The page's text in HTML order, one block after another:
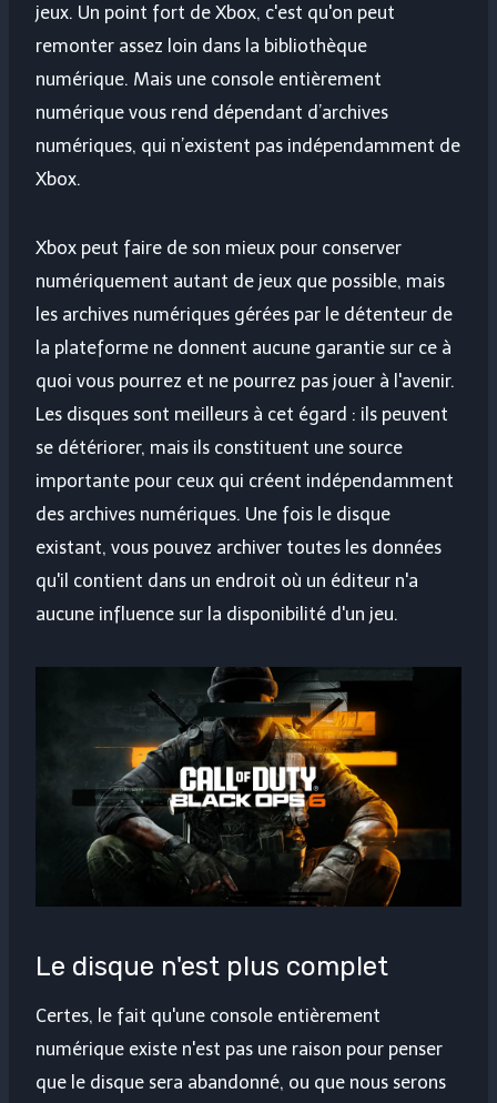
jeux. Un point fort de Xbox, c'est qu'on peut
remonter assez loin dans la bibliothèque
numérique. Mais une console entièrement
numérique vous rend dépendant d’archives
numériques, qui n’existent pas indépendamment de
Xbox.
Xbox peut faire de son mieux pour conserver
numériquement autant de jeux que possible, mais
les archives numériques gérées par le détenteur de
la plateforme ne donnent aucune garantie sur ce à
quoi vous pourrez et ne pourrez pas jouer à l'avenir.
Les disques sont meilleurs à cet égard : ils peuvent
se détériorer, mais ils constituent une source
importante pour ceux qui créent indépendamment
des archives numériques. Une fois le disque
existant, vous pouvez archiver toutes les données
qu'il contient dans un endroit où un éditeur n'a
aucune influence sur la disponibilité d'un jeu.
Le disque n'est plus complet
Certes, le fait qu'une console entièrement
numérique existe n'est pas une raison pour penser
que le disque sera abandonné, ou que nous serons